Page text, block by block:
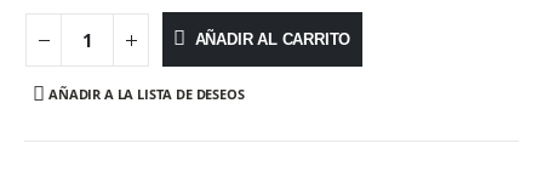
AÑADIR AL CARRITO
AÑADIR A LA LISTA DE DESEOS